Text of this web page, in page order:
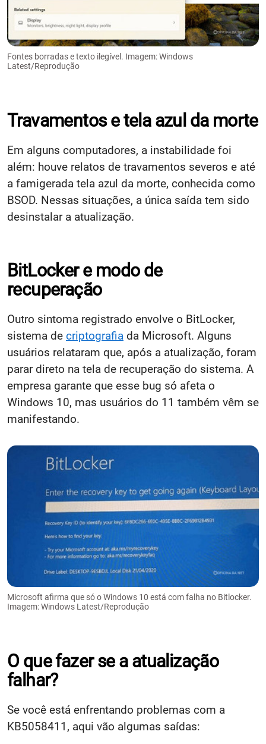
Fontes borradas e texto ilegível. Imagem: Windows
Latest/Reprodução
Travamentos e tela azul da morte
Em alguns computadores, a instabilidade foi
além: houve relatos de travamentos severos e até
a famigerada tela azul da morte, conhecida como
BSOD. Nessas situações, a única saída tem sido
desinstalar a atualização.
BitLocker e modo de
recuperação
Outro sintoma registrado envolve o BitLocker,
sistema de criptografia da Microsoft. Alguns
usuários relataram que, após a atualização, foram
parar direto na tela de recuperação do sistema. A
empresa garante que esse bug só afeta o
Windows 10, mas usuários do 11 também vêm se
manifestando.
Microsoft afirma que só o Windows 10 está com falha no Bitlocker.
Imagem: Windows Latest/Reprodução
O que fazer se a atualização
falhar?
Se você está enfrentando problemas com a
KB5058411, aqui vão algumas saídas: